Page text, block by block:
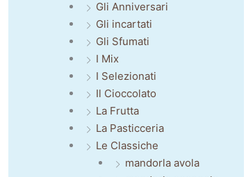
Gli Anniversari
Gli incartati
Gli Sfumati
I Mix
I Selezionati
Il Cioccolato
La Frutta
La Pasticceria
Le Classiche
mandorla avola